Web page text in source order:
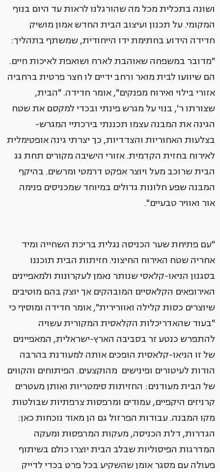
ושונה בתכלית מכל מה שהורגלנו לראות עד היום בנוף
המקומי. על תכנון ועיצוב הבית החדש אמון מושיק
חדידה הידוע בחתימת ידו הייחודית, שמשתף בתהליך:
"מדובר במשפחה שאוהבת לארח ושואפת לאיכות חיים.
הם שיוועו לבית מואר ורחב ידיים לו חצר פרטית ברחביה
אזורי בילוי ואירוח מפנקים", אומר חדידה. "הבית,
שצורתו ר', בנוי על מגרש פינתי ובכדי למקסם את שטח
הגינה את המבנה עצמו תכננתי בירכתיי המגרש-
בצלעות האחוריות והצדדיות, כך יצרתי גינה אופטימלית
לאירוח בחזית הקדמית. אזורי הישיבה מקורים תחת גג
הבית שרוכב מעל ויוצר אפקט דרמטי ומרשים. בהיקף
המבנה שפע חלונות גדולים במיוחד שמכניסים פנימה
אור ואוויר טבעיים".
"עם פתיחת שער הכניסה נגלית בריכת השחייה ומיד
אחריה שטח האירוח החיצוני. חזיתות הבית תוכננו
בסגנון הניאו-קלאסי שנותר נאמן לעקרונות ולמאפיינים
האירופאים הקלאסיים המובהקים אך יוצק בהם מוטיבים
שיוצרים כסות קלילה ואוורירית", אומר חדידה ומוסיף כי
"בעוד שהאדריכלות הקלאסית המקורית עשויה
להתפרש כנטע זר בסביבה הארץ-ישראלית, המאפיינים
של זו הניאו-קלאסית הופכים אותה למעודנת בהרבה
הודות לעיטורים ופינישים מהוקצעים. הפיתוחים והקווים
של הבית מעודנים: החזיתות סימטריות ואותן מעטרים
קרניזים היקפיים, עמודים ומרפסות צרפתיות שבולטות
מקו המבנה. עבודות הפרזול גם הן מאוד נוכחות כאן:
הגדרות, דלת הכניסה, מעקות המרפסות ומעקה
המדרגות הפיסוליות שבלב הבית יוצרו כולם בשיתוף
פעולה עם מסגר אומן שהשקיע בכל פרט בכדי לדייק